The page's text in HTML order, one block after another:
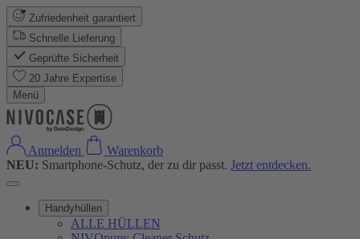
Zufriedenheit garantiert
Schnelle Lieferung
Geprüfte Sicherheit
20 Jahre Expertise
Menü
Anmelden
Warenkorb
NEU: Smartphone-Schutz, der zu dir passt. Jetzt entdecken.
Handyhüllen
ALLE HÜLLEN